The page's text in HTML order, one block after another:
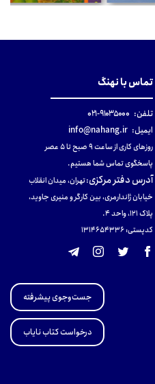
تماس با نهنگ
تلفن: ۹۱۰۳۵۰۰۰-۰۲۱
ایمیل: info@nahang.ir
روزهای کاری از ساعت ۹ صبح تا ۵ عصر
پاسخگوی تماس شما هستیم.
آدرس دفتر مرکزی:تهران، میدان انقلاب
خیابان ژاندارمری، بین کارگر و منیری جاوید،
پلاک 121، واحد ۴.
کدپستی: 131465433۶
جست‌وجوی پیشرفته
درخواست کتاب نایاب